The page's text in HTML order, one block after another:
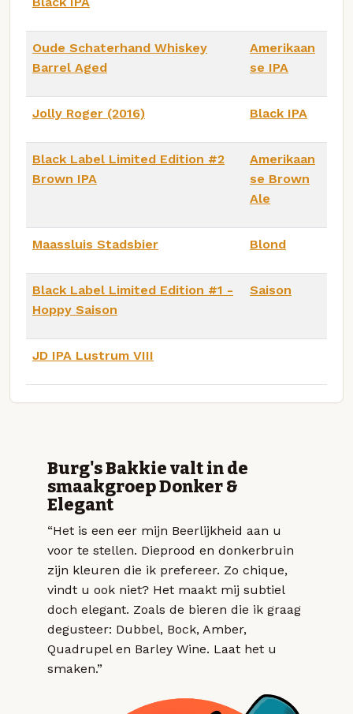
Oude Schaterhand Whiskey
Barrel Aged
Amerikaan
se IPA
Jolly Roger (2016) Black IPA
Black Label Limited Edition #2
Brown IPA
Amerikaan
se Brown
Ale
Maassluis Stadsbier Blond
Black Label Limited Edition #1 -
Hoppy Saison
Saison
JD IPA Lustrum VIII
Burg's Bakkie valt in de
smaakgroep Donker &
Elegant
“Het is een eer mijn Beerlijkheid aan u
voor te stellen. Dieprood en donkerbruin
zijn kleuren die ik prefereer. Zo chique,
vindt u ook niet? Het maakt mij subtiel
doch elegant. Zoals de bieren die ik graag
degusteer: Dubbel, Bock, Amber,
Quadrupel en Barley Wine. Laat het u
smaken.”